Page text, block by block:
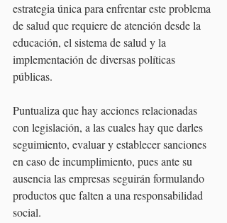
estrategia única para enfrentar este problema
de salud que requiere de atención desde la
educación, el sistema de salud y la
implementación de diversas políticas
públicas.
Puntualiza que hay acciones relacionadas
con legislación, a las cuales hay que darles
seguimiento, evaluar y establecer sanciones
en caso de incumplimiento, pues ante su
ausencia las empresas seguirán formulando
productos que falten a una responsabilidad
social.